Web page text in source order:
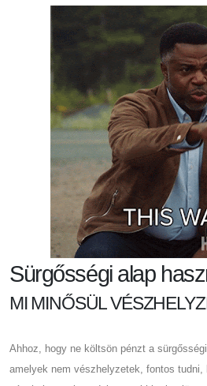
Sürgősségi alap
MI MINŐSÜL
Ahhoz, hogy ne költsön pénzt a
amelyek nem vészhelyzetek, fontos